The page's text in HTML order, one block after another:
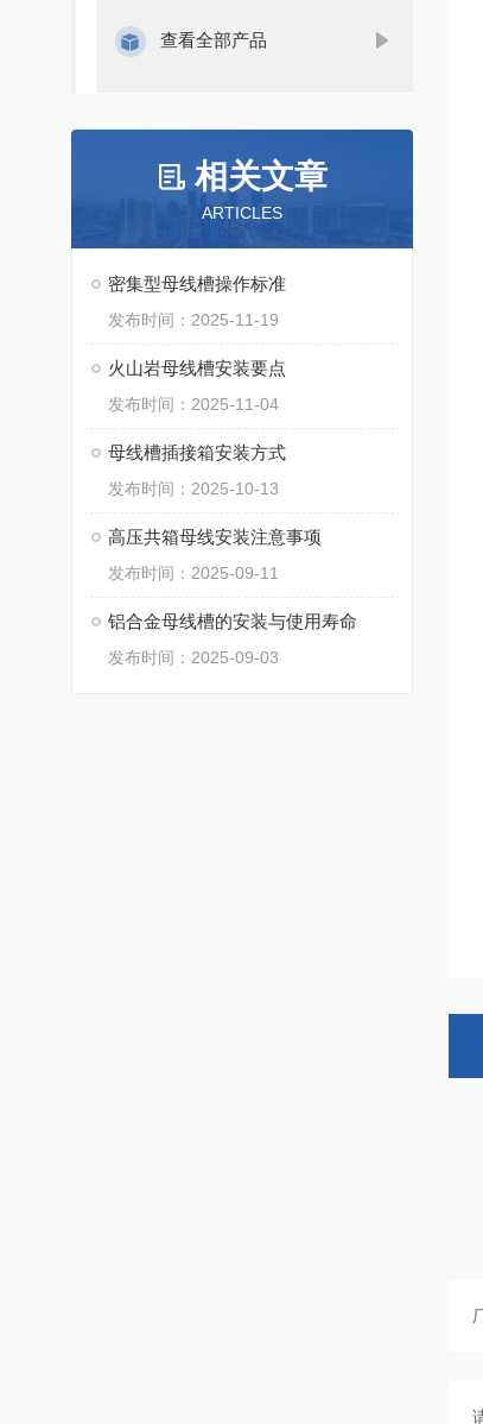
查看全部产品
相关文章
ARTICLES
密集型母线槽操作标准
发布时间：2025-11-19
火山岩母线槽安装要点
发布时间：2025-11-04
母线槽插接箱安装方式
发布时间：2025-10-13
高压共箱母线安装注意事项
发布时间：2025-09-11
铝合金母线槽的安装与使用寿命
发布时间：2025-09-03